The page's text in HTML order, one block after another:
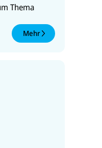
Thema
Mehr